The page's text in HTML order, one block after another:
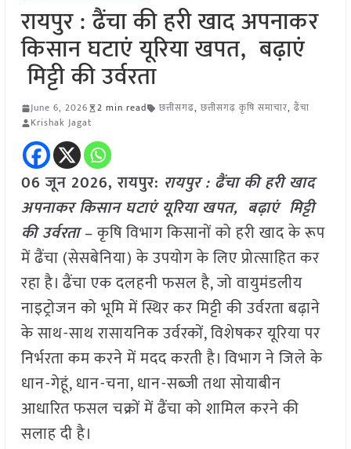
रायपुर : ढैंचा की हरी खाद अपनाकर
किसान घटाएं यूरिया खपत, बढ़ाएं
मिट्टी की उर्वरता
June 6, 2026 2 min read छत्तीसगढ, छत्तीसगढ़ कृषि समाचार, ढैंचा
Krishak Jagat
06 जून 2026, रायपुर: रायपुर : ढैंचा की हरी खाद
अपनाकर किसान घटाएं यूरिया खपत, बढ़ाएं मिट्टी
की उर्वरता– कृषि विभाग किसानों को हरी खाद के रूप
में ढैंचा (सेसबेनिया) के उपयोग के लिए प्रोत्साहित कर
रहा है। ढैंचा एक दलहनी फसल है, जो वायुमंडलीय
नाइट्रोजन को भूमि में स्थिर कर मिट्टी की उर्वरता बढ़ाने
के साथ-साथ रासायनिक उर्वरकों, विशेषकर यूरिया पर
निर्भरता कम करने में मदद करती है। विभाग ने जिले के
धान-गेहूं, धान-चना, धान-सब्जी तथा सोयाबीन
आधारित फसल चक्रों में ढैंचा को शामिल करने की
सलाह दी है।